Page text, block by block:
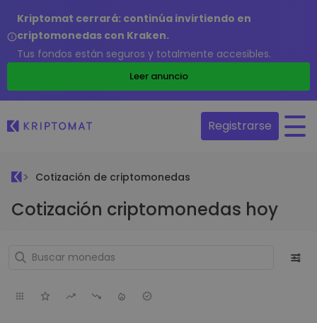
Kriptomat cerrará: continúa invirtiendo en
criptomonedas con Kraken.
Tus fondos están seguros y totalmente accesibles.
Leer anuncio
Registrarse
Cotización de criptomonedas
Cotización criptomonedas hoy